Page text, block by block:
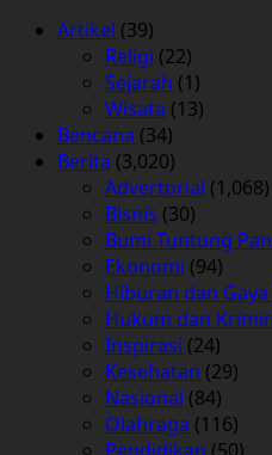
Artikel (39)
Religi (22)
Sejarah (1)
Wisata (13)
Bencana (34)
Berita (3,020)
Advertorial (1,068)
Bisnis (30)
Bumi Tuntung
Ekonomi (94)
Hiburan dan
Hukum dan
Inspirasi (24)
Kesehatan (29)
Nasional (84)
Olahraga (116)